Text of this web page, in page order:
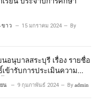
ขาว 15 มกราคม 2024 By
นอนุบาลสระบุรี เรื่อง รายชื่อ
ข้ารับการประเมินความ
นประถมศึกษาปีที่ 1
น 9 กุมภาพันธ์ 2024 By admin